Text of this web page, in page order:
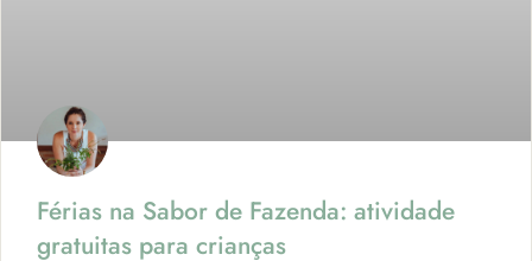
Férias na Sabor de Fazenda: atividade
gratuitas para crianças